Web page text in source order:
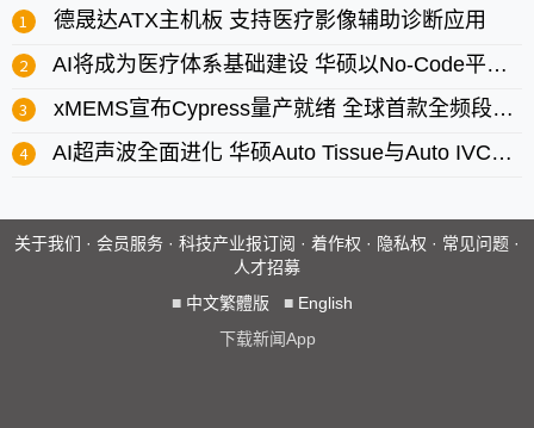
德晟达ATX主机板 支持医疗影像辅助诊断应用
AI将成为医疗体系基础建设 华硕以No-Code平台加速预防医疗落地
xMEMS宣布Cypress量产就绪 全球首款全频段MEMS扬声器应用于无线耳机
AI超声波全面进化 华硕Auto Tissue与Auto IVC打开临床智能篇章
关于我们 · 会员服务 · 科技产业报订阅 · 着作权 · 隐私权 · 常见问题 ·
人才招募
■ 中文繁體版 ■ English
下载新闻App